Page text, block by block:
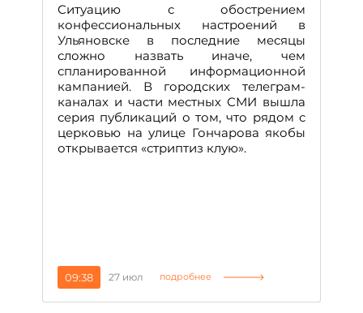
Ситуацию с обострением
конфессиональных настроений в
Ульяновске в последние месяцы
сложно назвать иначе, чем
спланированной информационной
кампанией. В городских телеграм-
каналах и части местных СМИ вышла
серия публикаций о том, что рядом с
церковью на улице Гончарова якобы
открывается «стриптиз клую».
09:38 27 июл подробнее